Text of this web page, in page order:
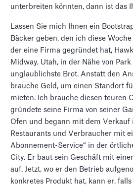
unterbreiten könnten, dann ist das
Lassen Sie mich Ihnen ein
Bäcker geben, den ich diese
der eine Firma gegründet hat,
Midway, Utah, in der Nähe von
unglaublichste Brot. Anstatt den
brauche Geld, um einen Standort
mieten. Ich brauche diesen teuren
gründete seine Firma von seiner
Ofen und begann mit dem Verkauf
Restaurants und Verbraucher mit
Abonnement-Service“ in der
City. Er baut sein Geschäft mit
auf. Jetzt, wo er den Betrieb
konkretes Produkt hat, kann er,